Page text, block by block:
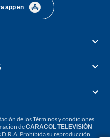
app en
de losTérminos y condiciones
deCARACOL TELEVISIÓN
D.R.A. Prohibida su reproducción